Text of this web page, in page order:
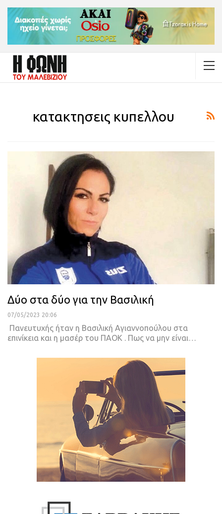
κατακτησεις κυπελλου
Δύο στα δύο για την Βασιλική
07/05/2023 20:06
Πανευτυχής ήταν η Βασιλική Αγιαννοπούλου στα
επινίκεια και η μασέρ του ΠΑΟΚ . Πως να μην είναι…